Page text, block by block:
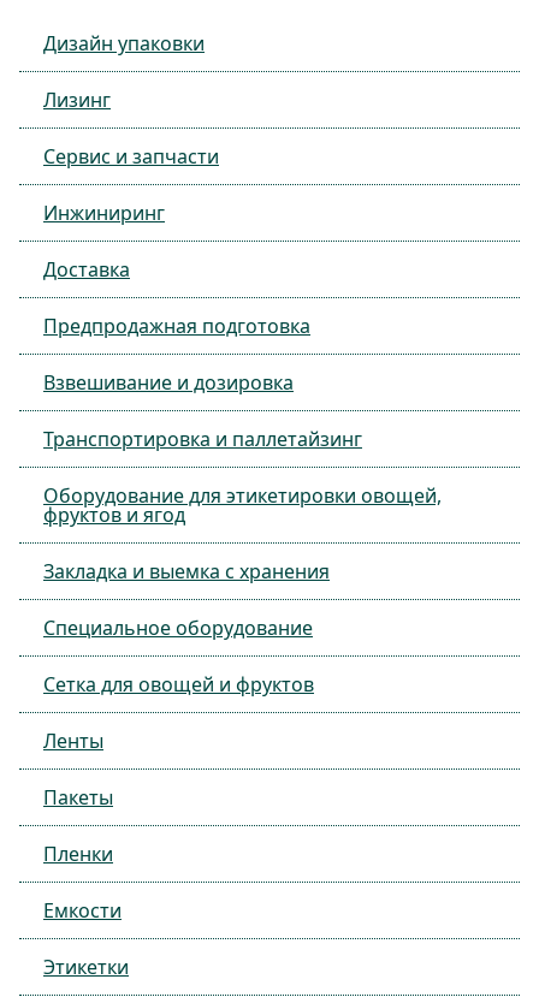
Дизайн упаковки
Лизинг
Сервис и запчасти
Инжиниринг
Доставка
Предпродажная подготовка
Взвешивание и дозировка
Транспортировка и паллетайзинг
Оборудование для этикетировки овощей,
фруктов и ягод
Закладка и выемка с хранения
Специальное оборудование
Сетка для овощей и фруктов
Ленты
Пакеты
Пленки
Емкости
Этикетки